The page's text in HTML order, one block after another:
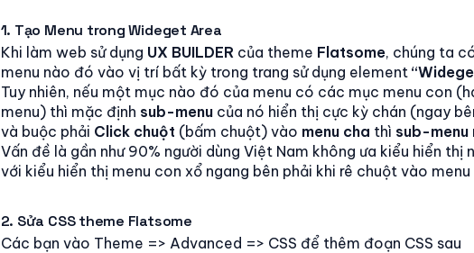
1. Tạo Menu trong Wideget Area
Khi làm web sử dụng UX BUILDERcủa theme Flatsome, chúng ta
menu nào đó vào vị trí bất kỳ trong trang sử dụng element
Tuy nhiên, nếu một mục nào đó của menu có các mục menu con
menu) thì mặc định sub-menucủa nó hiển thị cực kỳ chán (ngay
và buộc phải Click chuột (bấm chuột) vào menu cha thì sub-menu
Vấn đề là gần như 90% người dùng Việt Nam không ưa kiểu hiển thị
với kiểu hiển thị menu con xổ ngang bên phải khi rê chuột vào menu
2. Sửa CSS theme Flatsome
Các bạn vào Theme => Advanced => CSS để thêm đoạn CSS sau